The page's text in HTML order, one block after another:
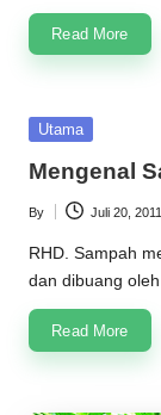
Read More
Posted
Utama
Mengenal
Posted
by
By Juli 20, 2011
RHD. Sampah
dan dibuang
Read More